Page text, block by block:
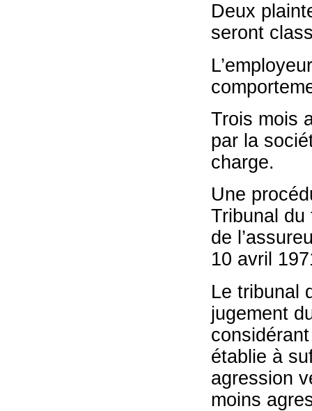
Deux
seront
Trois mois
par la
charge.
Une
Tribunal du
de
10 avril
Le tribunal
jugement
établie à
agression
moins